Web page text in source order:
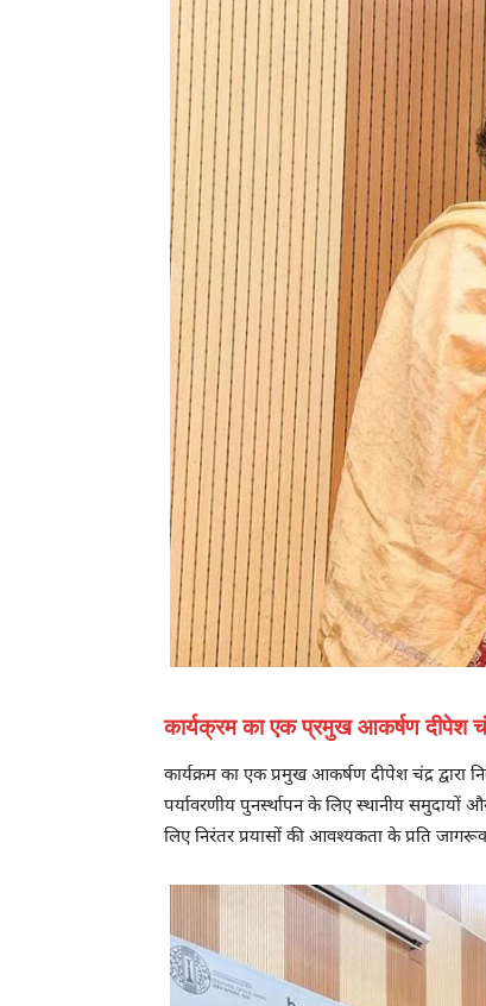
कार्यक्रम का एक प्रमुख आकर्षण दीपेश चंद्र
कार्यक्रम का एक प्रमुख आकर्षण दीपेश चंद्र द्वारा
पर्यावरणीय पुनर्स्थापन के लिए स्थानीय समुदायों
लिए निरंतर प्रयासों की आवश्यकता के प्रति